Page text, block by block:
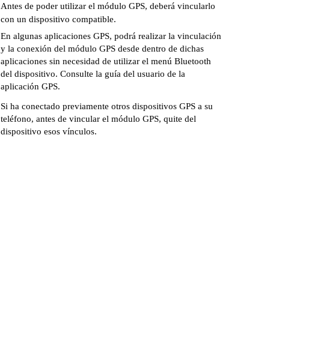
Antes de poder utilizar el módulo GPS, deberá vincularlo
con un dispositivo compatible.
En algunas aplicaciones GPS, podrá realizar la vinculación
y la conexión del módulo GPS desde dentro de dichas
aplicaciones sin necesidad de utilizar el menú Bluetooth
del dispositivo. Consulte la guía del usuario de la
aplicación GPS.
Si ha conectado previamente otros dispositivos GPS a su
teléfono, antes de vincular el módulo GPS, quite del
dispositivo esos vínculos.